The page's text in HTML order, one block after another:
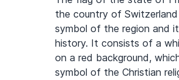
the country of Switzerland
symbol of the region and
history. It consists of a
on a red background,
symbol of the Christian